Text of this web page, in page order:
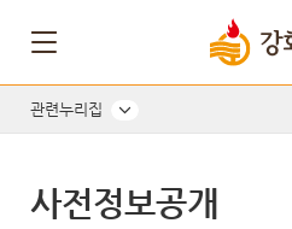
관련누리집
사전정보공개